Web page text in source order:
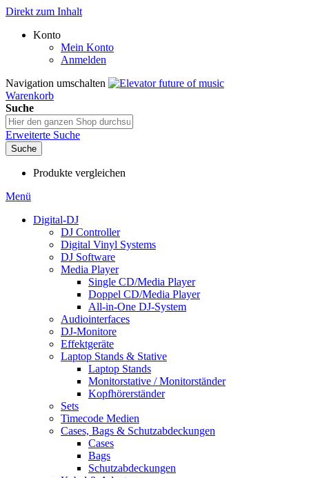
Direkt zum Inhalt
Konto
Mein Konto
Anmelden
Navigation umschalten
Warenkorb
Suche
Erweiterte Suche
Suche
Produkte vergleichen
Menü
Digital-DJ
DJ Controller
Digital Vinyl Systems
DJ Software
Media Player
Single CD/Media Player
Doppel CD/Media Player
All-in-One DJ-System
Audiointerfaces
DJ-Monitore
Effektgeräte
Laptop Stands & Stative
Laptop Stands
Monitorstative / Monitorständer
Kopfhörerständer
Sets
Timecode Medien
Cases, Bags & Schutzabdeckungen
Cases
Bags
Schutzabdeckungen